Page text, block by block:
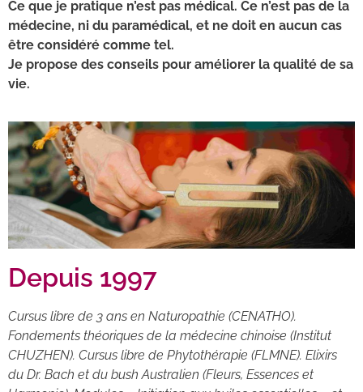
Ce que je pratique n’est pas médical. Ce n’est pas de la
médecine, ni du paramédical, et ne doit en aucun cas
être considéré comme tel.
Je propose des conseils pour améliorer la qualité de sa
vie.
Depuis 1997
Cursus libre de 3 ans en Naturopathie (CENATHO).
Fondements théoriques de la médecine chinoise (Institut
CHUZHEN). Cursus libre de Phytothérapie (FLMNE). Elixirs
du Dr. Bach et du bush Australien (Fleurs, Essences et